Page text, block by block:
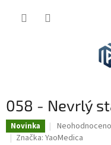
058 - Nevrlý
Novinka
Průměrné
hodnocení
Neohodnoceno
Značka: YaoMedica